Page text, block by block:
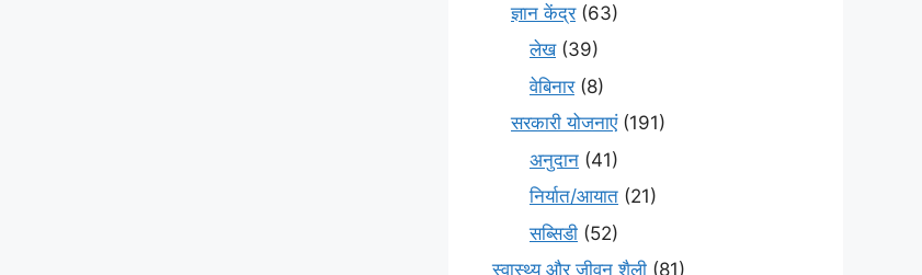
ज्ञान केंद्र(63)
लेख(39)
वेबिनार(8)
सरकारी योजनाएं(191)
अनुदान (41)
निर्यात/आयात (21)
सब्सिडी (52)
स्वास्थ्य और जीवन शैली (81)